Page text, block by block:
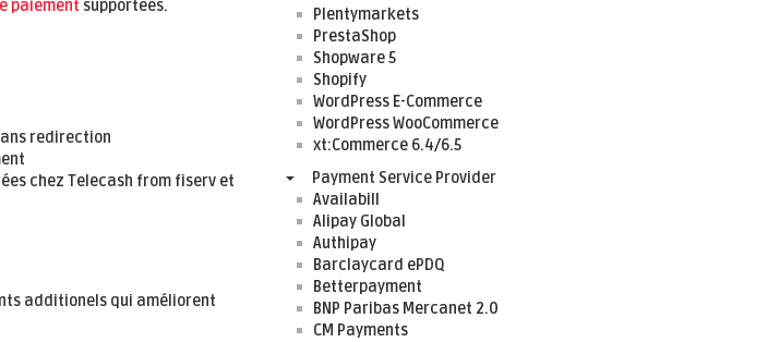
paiement supportées.
redirection
chez Telecash from fiserv et
additionels qui améliorent
Plentymarkets
PrestaShop
Shopware 5
Shopify
WordPress E-Commerce
WordPress WooCommerce
xt:Commerce 6.4/6.5
Payment Service Provider
Availabill
Alipay Global
Authipay
Barclaycard ePDQ
Betterpayment
BNP Paribas Mercanet 2.0
CM Payments